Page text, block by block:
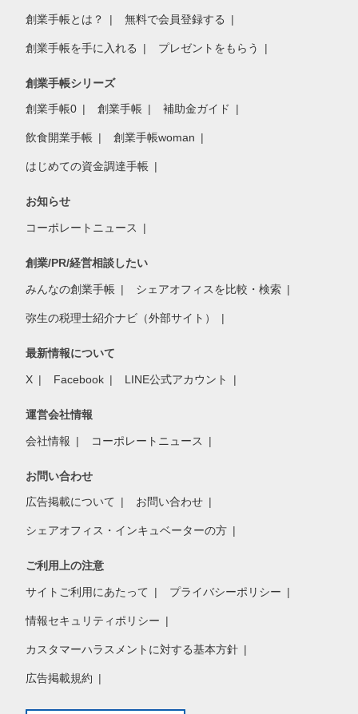
創業手帳とは？ 無料で会員登録する
創業手帳を手に入れる プレゼントをもらう
創業手帳シリーズ
創業手帳0 創業手帳 補助金ガイド
飲食開業手帳 創業手帳woman
はじめての資金調達手帳
お知らせ
コーポレートニュース
創業/PR/経営相談したい
みんなの創業手帳 シェアオフィスを比較・検索
弥生の税理士紹介ナビ（外部サイト）
最新情報について
X Facebook LINE公式アカウント
運営会社情報
会社情報 コーポレートニュース
お問い合わせ
広告掲載について お問い合わせ
シェアオフィス・インキュベーターの方
ご利用上の注意
サイトご利用にあたって プライバシーポリシー
情報セキュリティポリシー
カスタマーハラスメントに対する基本方針
広告掲載規約